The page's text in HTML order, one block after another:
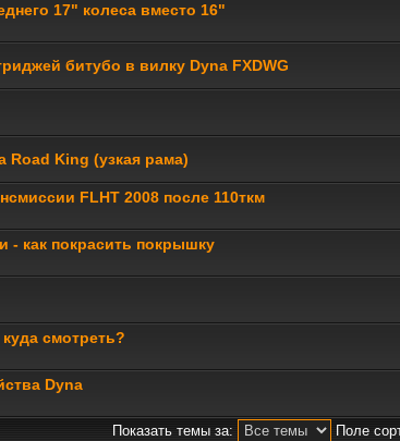
17" колеса вместо 16"
битубо в вилку Dyna FXDWG
Road King (узкая рама)
FLHT 2008 после 110ткм
- как покрасить покрышку
смотреть?
Dyna
Показать темы за:
Поле